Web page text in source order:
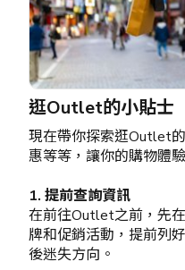
逛Outlet的小貼士
現在帶你探索逛Outlet
惠等等，讓你的購物體
1. 提前查詢資訊
在前往Outlet之前，先
牌和促銷活動，提前列
後迷失方向。